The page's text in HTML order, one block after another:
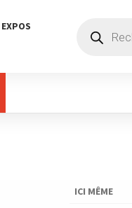
EXPOS
produits
ICI MÊME